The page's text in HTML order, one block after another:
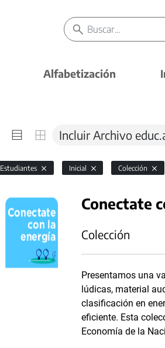
Alfabetización
Incluir Archivo
Estudiantes Inicial Colección
Conectate
Colección
Presentamos una
lúdicas, material
clasificación en
eficiente. Esta
Economía de la